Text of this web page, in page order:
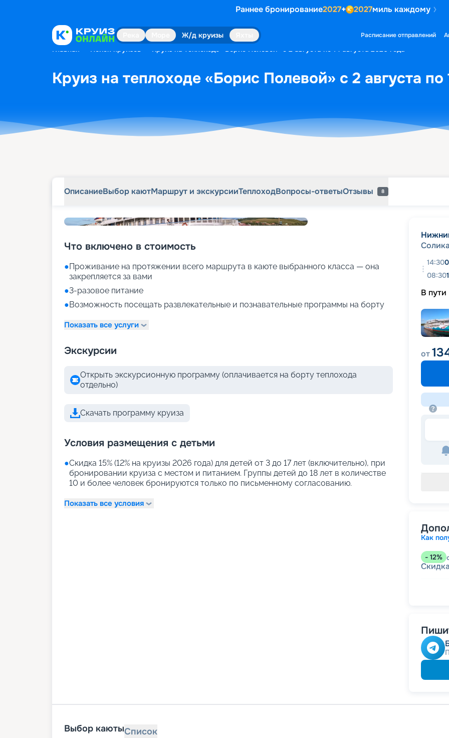
Раннее бронирование2027+ 2027миль каждому
Ж/д круизы Расписание отправлений
Главная Поиск круизов Круиз на теплоходе «Борис Полевой» с 2 августа по 14 августа 2026 года
Круиз на теплоходе «Борис Полевой» с 2 августа по
ОписаниеВыбор каютМаршрут и экскурсииТеплоходВопросы-ответыОтзывы 8
Что включено в стоимость
●Проживание на протяжении всего маршрута в каюте выбранного класса — она
закрепляется за вами
●3-разовое питание
●Возможность посещать развлекательные и познавательные программы на борту
Показать все услуги
Экскурсии
Открыть экскурсионную программу (оплачивается на борту теплохода
отдельно)
Скачать программу круиза
Условия размещения с детьми
●Скидка 15% (12% на круизы 2026 года) для детей от 3 до 17 лет (включительно), при
бронировании круиза с местом и питанием. Группы детей до 18 лет в количестве
10 и более человек бронируются только по письменному согласованию.
Показать все условия
14:30
08:30
В пути
от
Как
- 12%
Скидка
годам
Выбор каютыСписок